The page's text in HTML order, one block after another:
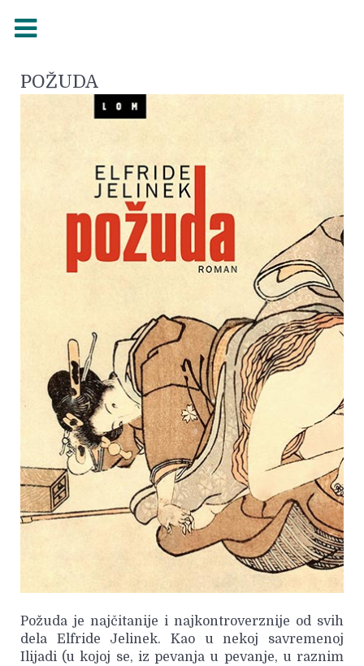
POŽUDA
Požuda je najčitanije i najkontroverznije od svih
dela Elfride Jelinek. Kao u nekoj savremenoj
Ilijadi (u kojoj se, iz pevanja u pevanje, u raznim